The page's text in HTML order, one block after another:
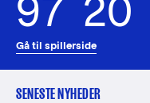
97 20
Gå til spillerside
SENESTE NYHEDER